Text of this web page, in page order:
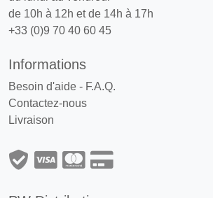
de 10h à 12h et de 14h à 17h
+33 (0)9 70 40 60 45
Informations
Besoin d'aide - F.A.Q.
Contactez-nous
Livraison